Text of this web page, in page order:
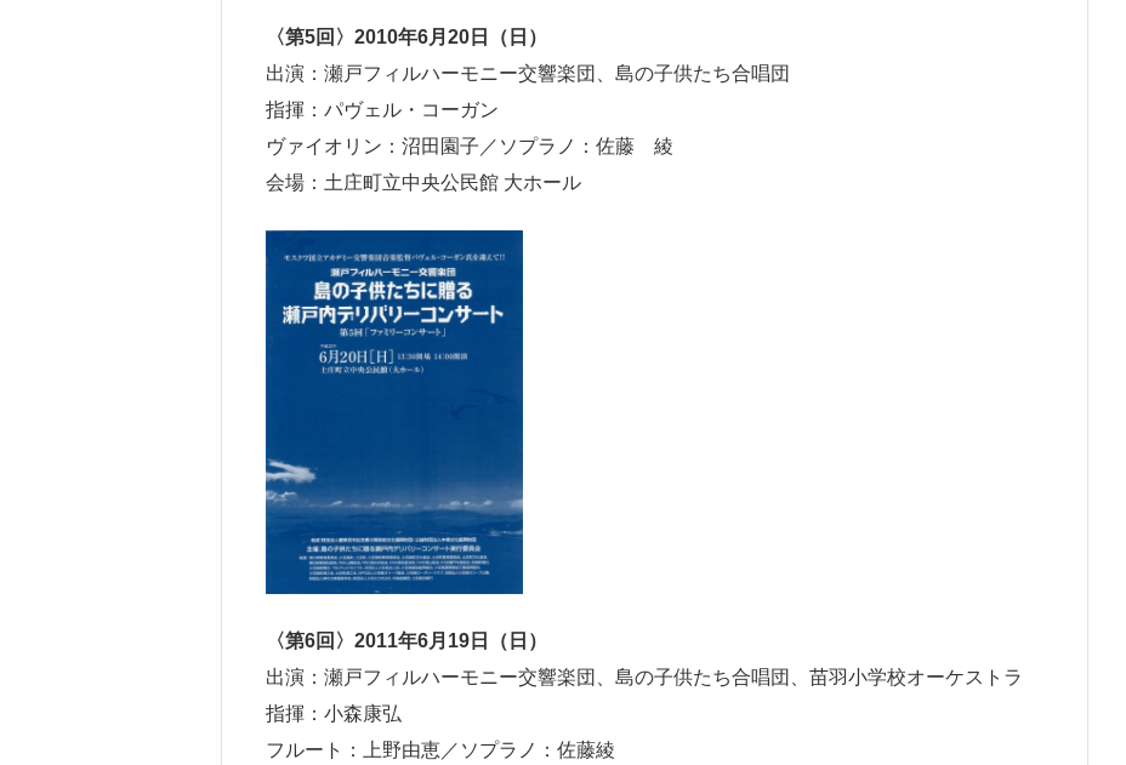
〈第5回〉2010年6月20日（日）
出演：瀬戸フィルハーモニー交響楽団、島の子供たち合唱団
指揮：パヴェル・コーガン
ヴァイオリン：沼田園子／ソプラノ：佐藤 綾
会場：土庄町立中央公民館 大ホール
〈第6回〉2011年6月19日（日）
出演：瀬戸フィルハーモニー交響楽団、島の子供たち合唱団、苗羽小学校オーケストラ
指揮：小森康弘
フルート：上野由恵／ソプラノ：佐藤綾